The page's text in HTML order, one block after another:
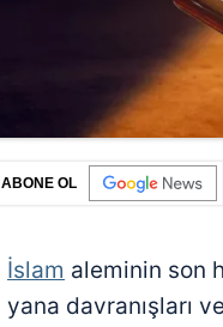
ABONE OL
İslam aleminin son
yana davranışları